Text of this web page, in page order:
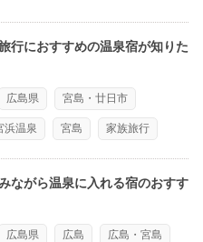
行におすすめの温泉宿が知りた
広島県 宮島・廿日市
浜温泉 宮島 家族旅行
ながら温泉に入れる宿のおすす
広島県 広島 広島・宮島